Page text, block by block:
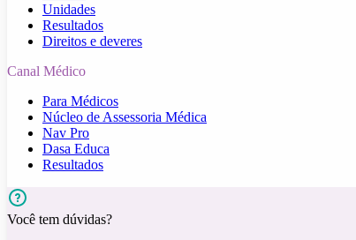
Unidades
Resultados
Direitos e deveres
Canal Médico
Para Médicos
Núcleo de Assessoria Médica
Nav Pro
Dasa Educa
Resultados
Você tem dúvidas?